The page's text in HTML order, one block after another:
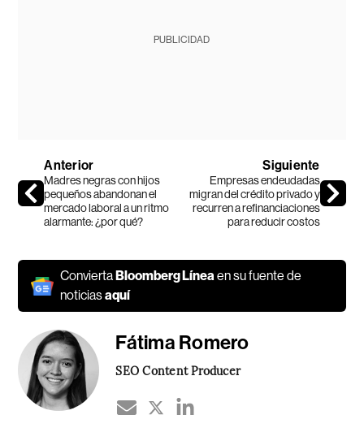
PUBLICIDAD
Anterior
Madres negras con hijos
pequeños abandonan el
mercado laboral a un ritmo
alarmante: ¿por qué?
Siguiente
Empresas endeudadas
migran del crédito privado y
recurren a refinanciaciones
para reducir costos
Convierta Bloomberg Líneaen su fuente de
noticiasaquí
Fátima Romero
SEO Content Producer